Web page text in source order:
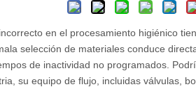
en el procesamiento higiénico
selección de materiales conduce
de inactividad no programados.
su equipo de flujo, incluidas válvulas,